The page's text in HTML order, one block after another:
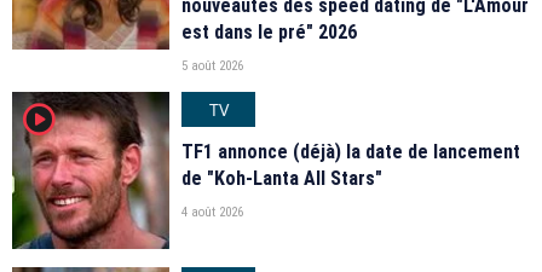
nouveautés des speed dating de "L'Amour
est dans le pré" 2026
5 août 2026
player2
TV
TF1 annonce (déjà) la date de lancement
de "Koh-Lanta All Stars"
4 août 2026